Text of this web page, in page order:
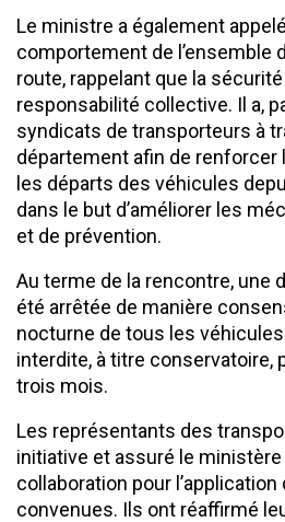
Le ministre a également
comportement de l’ensemble
route, rappelant que la
responsabilité collective. Il a,
syndicats de transporteurs à
département afin de renforcer
les départs des véhicules
dans le but d’améliorer les
et de prévention.
Au terme de la rencontre, une
été arrêtée de manière
nocturne de tous les
interdite, à titre conservatoire,
trois mois.
Les représentants des
initiative et assuré le
collaboration pour
convenues. Ils ont réaffirmé